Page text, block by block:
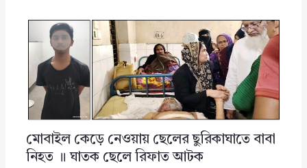
মোবাইল কেড়ে নেওয়ায় ছেলের ছুরিকাঘাতে বাবা
নিহত ॥ ঘাতক ছেলে রিফাত আটক